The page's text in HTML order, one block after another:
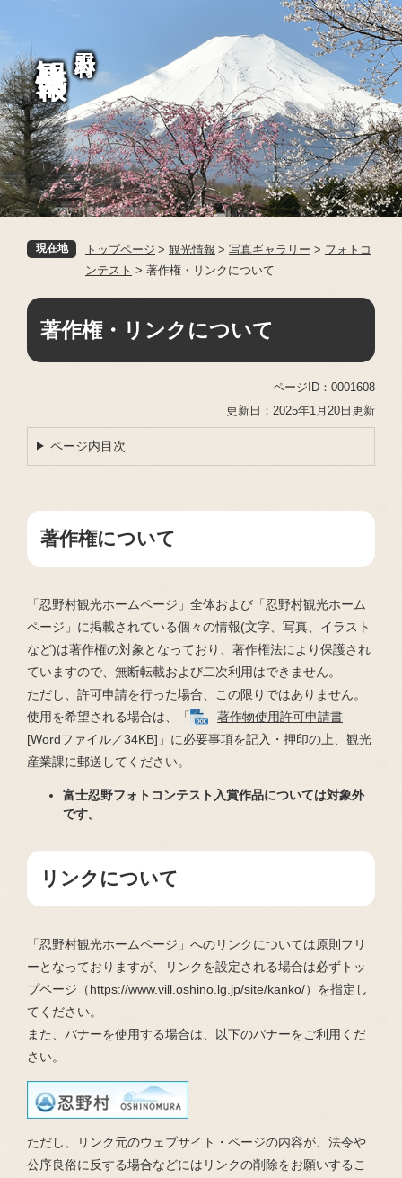
の
先
頭
で
す。
ー
を
飛
ば
し
て
本
文
へ
現在地 トップページ > 観光情報 > 写真ギャラリー > フォトコ
ンテスト > 著作権・リンクについて
本
著作権・リンクについて
ページID：0001608
更新日：2025年1月20日更新
ページ内目次
著作権について
「忍野村観光ホームページ」全体および「忍野村観光ホーム
ページ」に掲載されている個々の情報(文字、写真、イラスト
など)は著作権の対象となっており、著作権法により保護され
ていますので、無断転載および二次利用はできません。
ただし、許可申請を行った場合、この限りではありません。
使用を希望される場合は、「
著作物使用許可申請書
[Wordファイル／34KB] 」に必要事項を記入・押印の上、観光
産業課に郵送してください。
富士忍野フォトコンテスト入賞作品については対象外
です。
リンクについて
「忍野村観光ホームページ」へのリンクについては原則フリ
ーとなっておりますが、リンクを設定される場合は必ずトッ
プページ（https://www.vill.oshino.lg.jp/site/kanko/）を指定し
てください。
また、バナーを使用する場合は、以下のバナーをご利用くだ
さい。
ただし、リンク元のウェブサイト・ページの内容が、法令や
公序良俗に反する場合などにはリンクの削除をお願いするこ